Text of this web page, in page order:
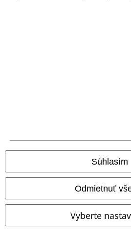
Súhlasím
Odmietnuť
Vyberte
A Warner Music